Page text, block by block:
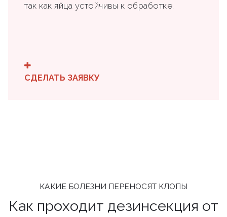
так как яйца устойчивы к обработке.
СДЕЛАТЬ ЗАЯВКУ
КАКИЕ БОЛЕЗНИ ПЕРЕНОСЯТ КЛОПЫ
Как проходит дезинсекция от